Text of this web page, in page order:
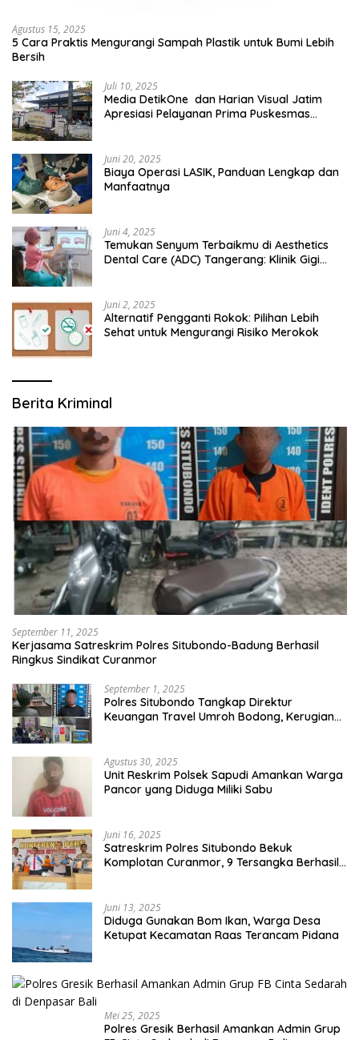
Agustus 15, 2025
5 Cara Praktis Mengurangi Sampah Plastik untuk Bumi Lebih
Bersih
Juli 10, 2025
Media DetikOne dan Harian Visual Jatim
Apresiasi Pelayanan Prima Puskesmas
Juni 20, 2025
Biaya Operasi LASIK, Panduan Lengkap dan
Manfaatnya
Juni 4, 2025
Temukan Senyum Terbaikmu di Aesthetics
Dental Care (ADC) Tangerang: Klinik Gigi
Juni 2, 2025
Alternatif Pengganti Rokok: Pilihan Lebih
Sehat untuk Mengurangi Risiko Merokok
Berita Kriminal
September 11, 2025
Kerjasama Satreskrim Polres Situbondo-Badung Berhasil
Ringkus Sindikat Curanmor
September 1, 2025
Polres Situbondo Tangkap Direktur
Keuangan Travel Umroh Bodong, Kerugian
Agustus 30, 2025
Unit Reskrim Polsek Sapudi Amankan Warga
Pancor yang Diduga Miliki Sabu
Juni 16, 2025
Satreskrim Polres Situbondo Bekuk
Komplotan Curanmor, 9 Tersangka Berhasil
Juni 13, 2025
Diduga Gunakan Bom Ikan, Warga Desa
Ketupat Kecamatan Raas Terancam Pidana
Mei 25, 2025
Polres Gresik Berhasil Amankan Admin Grup